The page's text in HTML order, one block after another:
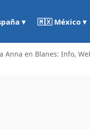
▾ 🇲🇽 México ▾
Anna en Blanes: Info,